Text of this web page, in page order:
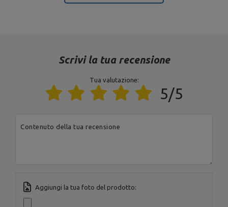
Scrivi la tua recensione
Tua valutazione:
5/5
Contenuto della tua recensione
Aggiungi la tua foto del prodotto: